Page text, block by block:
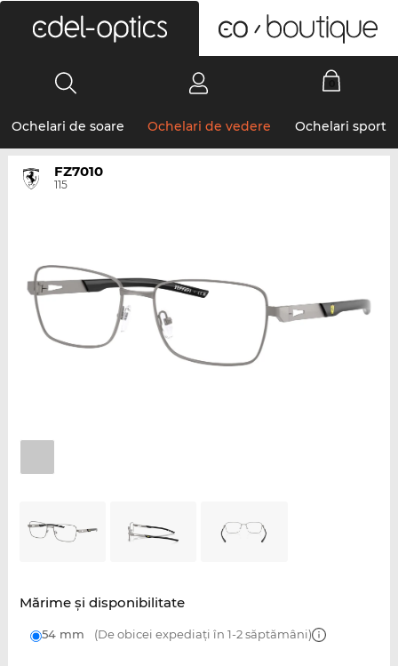
Ochelari de soare Ochelari de vedere Ochelari sport
FZ7010
115
Mărime şi disponibilitate
54 mm (De obicei expediați în 1-2 săptămâni)